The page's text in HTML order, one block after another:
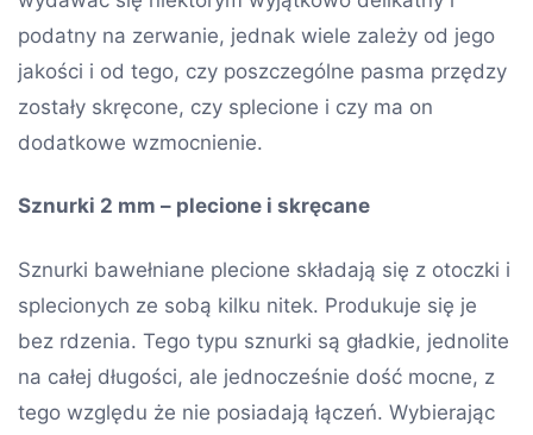
podatny na zerwanie, jednak wiele zależy od jego
jakości i od tego, czy poszczególne pasma przędzy
zostały skręcone, czy splecione i czy ma on
dodatkowe wzmocnienie.
Sznurki 2 mm – plecione i skręcane
Sznurki bawełniane plecione składają się z otoczki i
splecionych ze sobą kilku nitek. Produkuje się je
bez rdzenia. Tego typu sznurki są gładkie, jednolite
na całej długości, ale jednocześnie dość mocne, z
tego względu że nie posiadają łączeń. Wybierając